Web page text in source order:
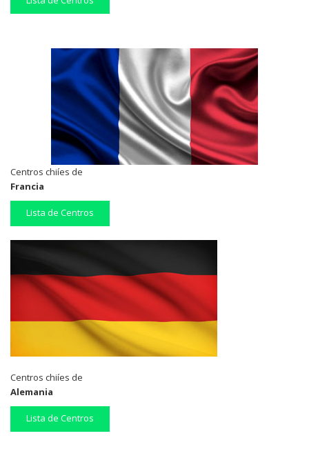
Centros chiíes de
Francia
Lista de Centros
Centros chiíes de
Alemania
Lista de Centros